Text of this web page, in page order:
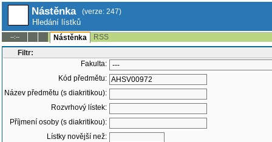
Nástěnka (verze: 247)
Hledání lístků
--:-- Nástěnka
RSS
Filtr:
Fakulta:
Kód předmětu:
Název předmětu (s diakritikou):
Rozvrhový lístek:
Příjmení osoby (s diakritikou):
Lístky novější než: